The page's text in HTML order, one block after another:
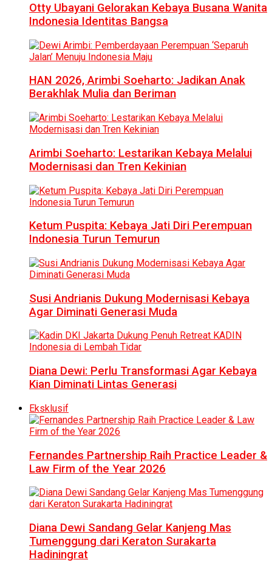
Otty Ubayani Gelorakan Kebaya Busana Wanita
Indonesia Identitas Bangsa
HAN 2026, Arimbi Soeharto: Jadikan Anak
Berakhlak Mulia dan Beriman
Arimbi Soeharto: Lestarikan Kebaya Melalui
Modernisasi dan Tren Kekinian
Ketum Puspita: Kebaya Jati Diri Perempuan
Indonesia Turun Temurun
Susi Andrianis Dukung Modernisasi Kebaya
Agar Diminati Generasi Muda
Diana Dewi: Perlu Transformasi Agar Kebaya
Kian Diminati Lintas Generasi
Eksklusif
Fernandes Partnership Raih Practice Leader &
Law Firm of the Year 2026
Diana Dewi Sandang Gelar Kanjeng Mas
Tumenggung dari Keraton Surakarta
Hadiningrat